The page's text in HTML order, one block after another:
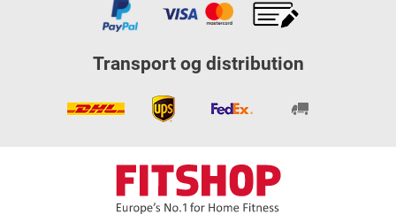
Transport og distribution